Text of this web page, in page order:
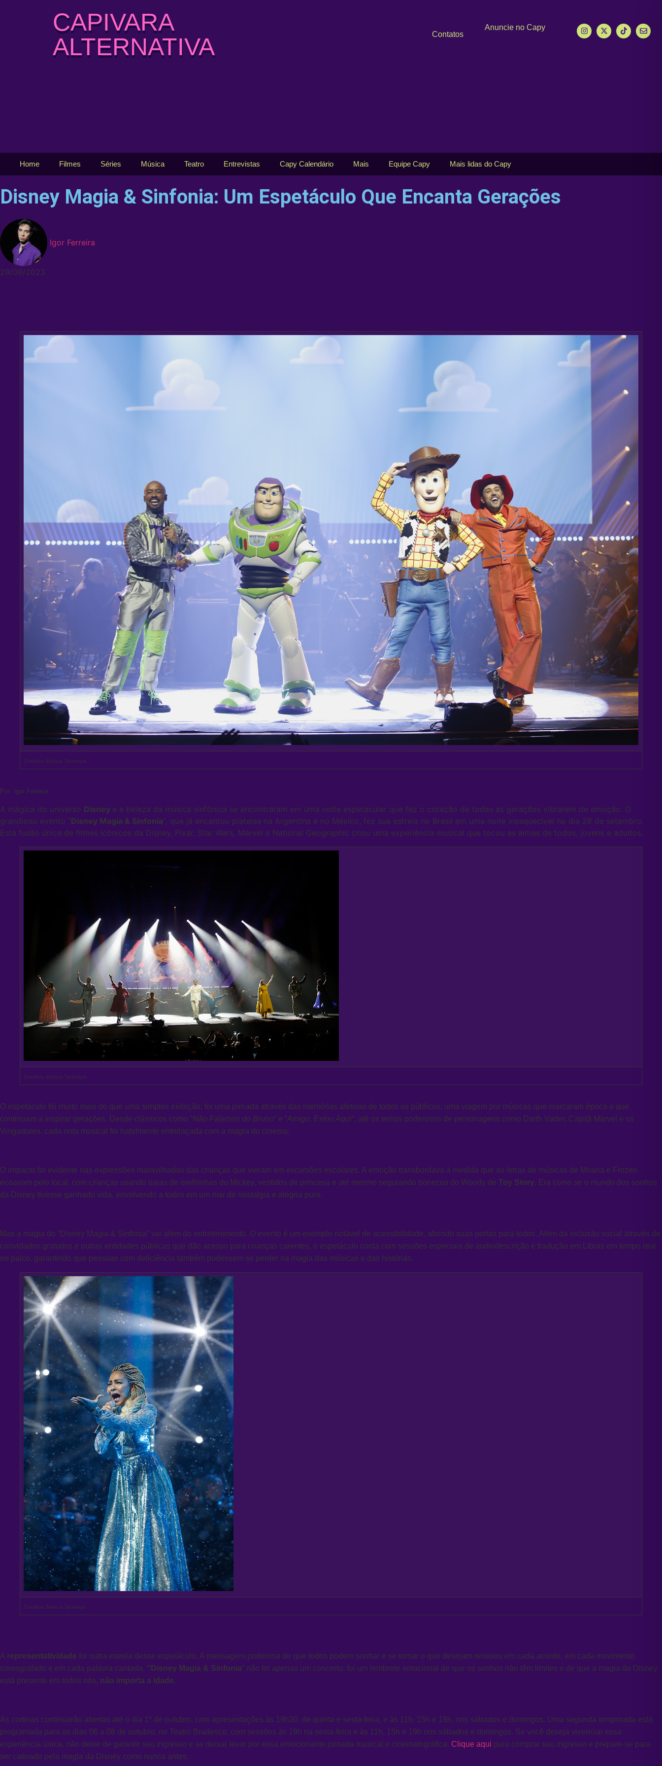
CAPIVARA
ALTERNATIVA
Contatos
Anuncie no Capy
Home Filmes Séries Música Teatro Entrevistas Capy Calendário Mais Equipe Capy Mais lidas do Capy
Disney Magia & Sinfonia: Um Espetáculo Que Encanta Gerações
Igor Ferreira
29/09/2023
Créditos: Bianca Tatamiya
Por: Igor Ferreira
A mágica do universo Disney e a beleza da música sinfônica se encontraram em uma noite espetacular que fez o coração de todas as gerações vibrarem de emoção. O
grandioso evento “Disney Magia & Sinfonia“, que já encantou plateias na Argentina e no México, fez sua estreia no Brasil em uma noite inesquecível no dia 28 de setembro.
Esta fusão única de filmes icônicos da Disney, Pixar, Star Wars, Marvel e National Geographic criou uma experiência musical que tocou as almas de todos, jovens e adultos.
Créditos: Bianca Tatamiya
O espetáculo foi muito mais do que uma simples exibição; foi uma jornada através das memórias afetivas de todos os públicos, uma viagem por músicas que marcaram época e que
continuam a inspirar gerações. Desde clássicos como “Não Falamos do Bruno” e “Amigo, Estou Aqui“, até os temas poderosos de personagens como Darth Vader, Capitã Marvel e os
Vingadores, cada nota musical foi habilmente entrelaçada com a magia do cinema.
O impacto foi evidente nas expressões maravilhadas das crianças que vieram em excursões escolares. A emoção transbordava à medida que as letras de músicas de Moana e Frozen
ecoavam pelo local, com crianças usando tiaras de orelhinhas do Mickey, vestidos de princesa e até mesmo segurando bonecos do Woody de Toy Story. Era como se o mundo dos sonhos
da Disney tivesse ganhado vida, envolvendo a todos em um mar de nostalgia e alegria pura.
Mas a magia do “Disney Magia & Sinfonia” vai além do entretenimento. O evento é um exemplo notável de acessibilidade, abrindo suas portas para todos. Além da inclusão social através de
convidados gratuitos e outras entidades públicas que dão acesso para crianças carentes, o espetáculo conta com sessões especiais de audiodescrição e tradução em Libras em tempo real
no palco, garantindo que pessoas com deficiência também pudessem se perder na magia das músicas e das histórias.
Créditos: Bianca Tatamiya
A representatividade foi outra estrela desse espetáculo. A mensagem poderosa de que todos podem sonhar e se tornar o que desejam ressoou em cada acorde, em cada movimento
coreografado e em cada palavra cantada. “Disney Magia & Sinfonia” não foi apenas um concerto; foi um lembrete emocional de que os sonhos não têm limites e de que a magia da Disney
está presente em todos nós, não importa a idade.
As cortinas continuarão abertas até o dia 1º de outubro, com apresentações às 19h30, de quinta e sexta-feira, e às 11h, 15h e 19h, nos sábados e domingos. Uma segunda temporada está
programada para os dias 06 a 08 de outubro, no Teatro Bradesco, com sessões às 19h na sexta-feira e às 11h, 15h e 19h nos sábados e domingos. Se você deseja vivenciar essa
experiência única, não deixe de garantir seu ingresso e se deixar levar por essa emocionante jornada musical e cinematográfica. Clique aqui para comprar seu ingresso e prepare-se para
ser cativado pela magia da Disney como nunca antes.